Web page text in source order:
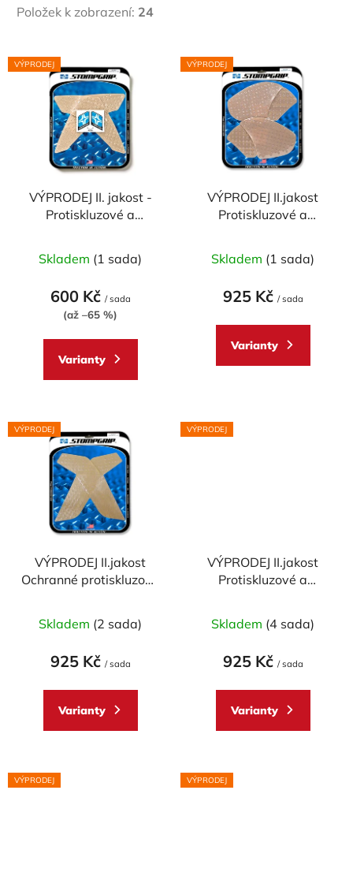
Položek k zobrazení: 24
V
ý
VÝPRODEJ
VÝPRODEJ II. jakost -
Protiskluzové a
DUCATI
Skladem (1 sada)
600 Kč / sada
(až –65 %)
Varianty
VÝPRODEJ
VÝPRODEJ II.jakost
Protiskluzové a
Panigale/Streetfighter
VOLCANO
Skladem (1 sada)
925 Kč / sada
Varianty
VÝPRODEJ
VÝPRODEJ II.jakost
Ochranné protiskluzové
950/ 1200/ 1260
VOLCANO
Skladem (2 sada)
925 Kč / sada
Varianty
VÝPRODEJ
VÝPRODEJ II.jakost
Protiskluzové a
DUCATI PANIGALE
Skladem (4 sada)
925 Kč / sada
Varianty
VÝPRODEJ VÝPRODEJ